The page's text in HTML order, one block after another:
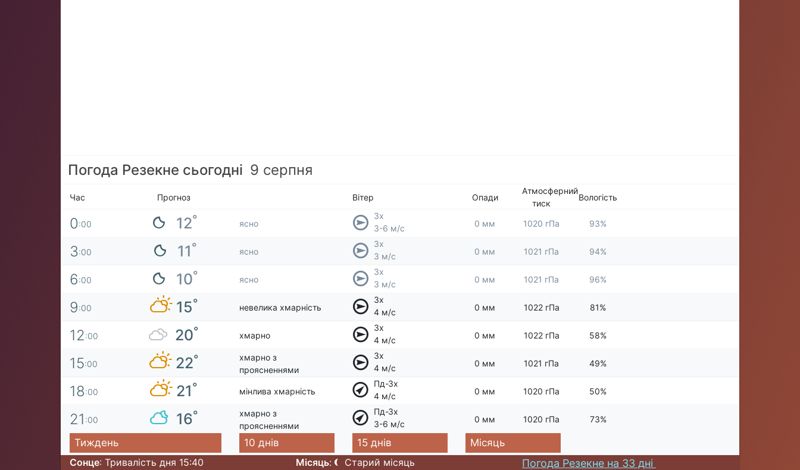
Погода Резекне сьогодні 9 серпня
Час Прогноз Вітер Опади
Атмосферний
тиск
Вологість
0:00 12° ясно
Зх
3-6 м/с
0 мм 1020 гПа 93%
3:00 11° ясно
Зх
3 м/с
0 мм 1021 гПа 94%
6:00 10° ясно
Зх
3 м/с
0 мм 1021 гПа 96%
9:00 15° невелика хмарність
Зх
4 м/с
0 мм 1022 гПа 81%
12:00 20° хмарно
Зх
4 м/с
0 мм 1022 гПа 58%
15:00 22°
хмарно з
проясненнями
Зх
4 м/с
0 мм 1021 гПа 49%
18:00 21° мінлива хмарність
Пд-Зх
4 м/с
0 мм 1020 гПа 50%
21 :00 16°
хмарно з
проясненнями
Пд-Зх
3-6 м/с
0 мм 1020 гПа 73%
Тиждень 10 днів 15 днів
Місяць
Сонце: Тривалість дня 15:40
Місяць: Старий місяць Погода Резекне на 33 дні